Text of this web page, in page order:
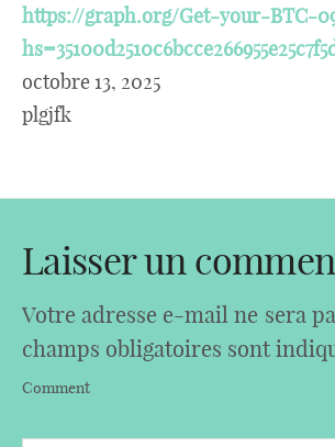
https://graph.org/Get-your-BTC-
octobre 13, 2025
plgjfk
Laisser un
Votre adresse e-mail ne sera
champs obligatoires sont
Comment